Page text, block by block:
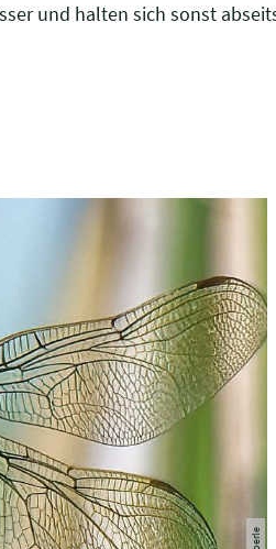
und halten sich sonst